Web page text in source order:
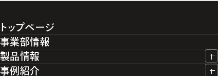
トップページ
事業部情報
製品情報
事例紹介